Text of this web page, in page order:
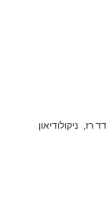
רז, ניקולודיאון